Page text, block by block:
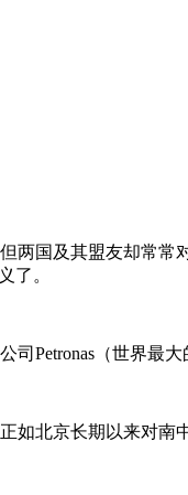
两国及其盟友却常
了。
Petronas（世界最
北京长期以来对